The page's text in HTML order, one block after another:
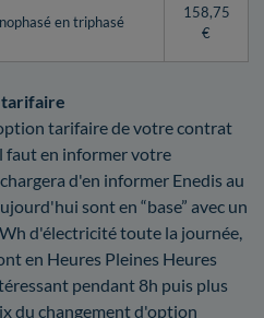
en triphasé
158,75
€
tarifaire
tarifaire de votre contrat
faut en informer votre
d'en informer Enedis au
sont en “base” avec un
d'électricité toute la journée,
en Heures Pleines Heures
pendant 8h puis plus
du changement d'option